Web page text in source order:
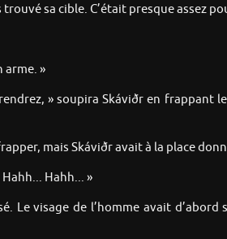
sa cible. C’était presque assez
arme. »
» soupira Skáviðr en
mais Skáviðr avait à la place
Hahh... »
Le visage de l’homme avait